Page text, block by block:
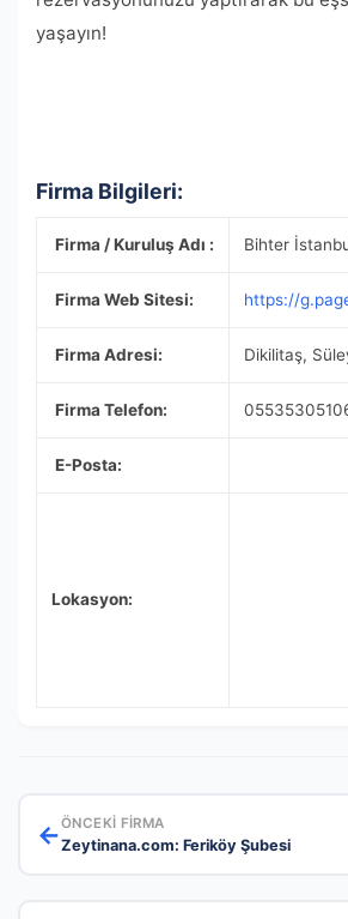
yaşayın!
Firma Bilgileri:
Firma / Kuruluş Adı : Bihter
Firma Web Sitesi: https://
Firma Adresi: Dikilitaş,
Firma Telefon:
E-Posta:
Lokasyon:
←ÖNCEKI FIRMA
Zeytinana.com: Feriköy Şubesi